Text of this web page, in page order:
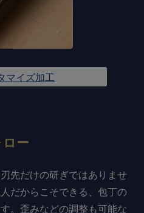
マイズ加工
ー
先だけの研ぎではありませ
だからこそできる、包丁の
。歪みなどの調整も可能な